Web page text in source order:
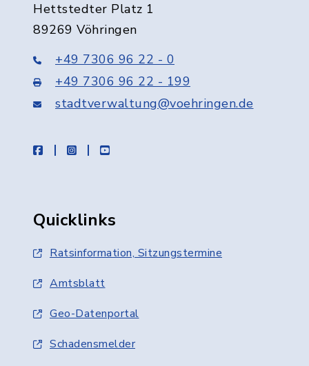
Hettstedter Platz 1
89269 Vöhringen
+49 7306 96 22 - 0
+49 7306 96 22 - 199
stadtverwaltung@voehringen.de
facebookinstagramyoutube
Quicklinks
Ratsinformation, Sitzungstermine
Amtsblatt
Geo-Datenportal
Schadensmelder